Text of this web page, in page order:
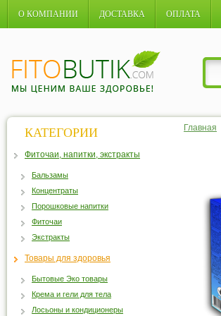
О КОМПАНИИ ДОСТАВКА ОПЛАТА
Главная
КАТЕГОРИИ
Фиточаи, напитки, экстракты
Бальзамы
Концентраты
Порошковые напитки
Фиточаи
Экстракты
Товары для здоровья
Бытовые Эко товары
Крема и гели для тела
Лосьоны и кондиционеры